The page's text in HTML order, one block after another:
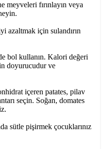
meyveleri fırınlayın veya
azaltmak için sulandırın
bol kullanın. Kalori değeri
doyurucudur ve
içeren patates, pilav
seçin. Soğan, domates
sütle pişirmek çocuklarınız